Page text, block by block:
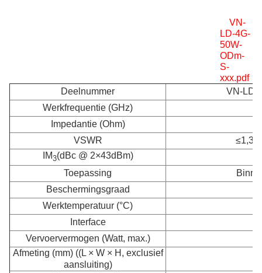
VN-
LD-4G-
50W-
ODm-
S-
xxx.pdf
Deelnummer
VN-LD-
Werkfrequentie (GHz)
Impedantie (Ohm)
VSWR
≤1,30
IM3(dBc @ 2×43dBm)
Toepassing
Beschermingsgraad
Werktemperatuur (°C)
Interface
Vervoervermogen (Watt, max.)
Afmeting (mm) ((L × W × H, exclusief
aansluiting)